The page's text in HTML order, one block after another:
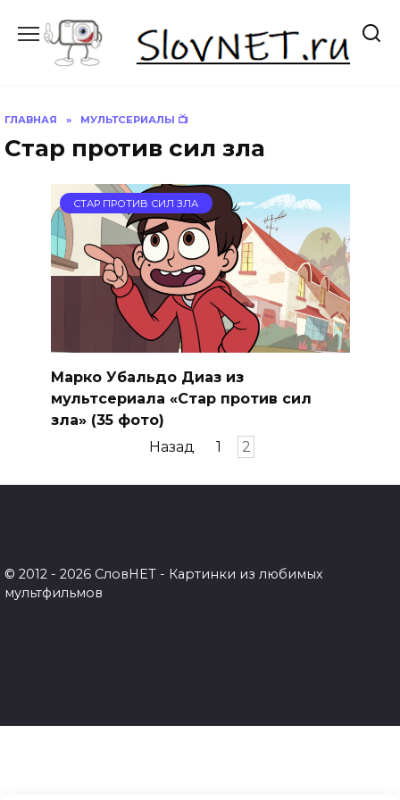
содержанию
ГЛАВНАЯ » МУЛЬТСЕРИАЛЫ 📺
Стар против сил зла
СТАР ПРОТИВ СИЛ ЗЛА
Марко Убальдо Диаз из
мультсериала «Стар против сил
зла» (35 фото)
Назад 1 2
© 2012 - 2026 СловНЕТ - Картинки из любимых
мультфильмов